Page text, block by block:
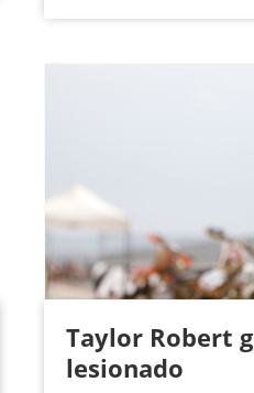
Taylor Robert
lesionado